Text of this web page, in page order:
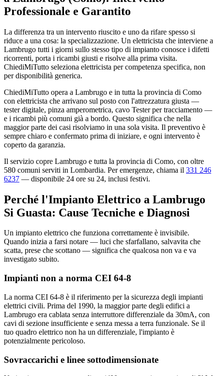
Professionale e Garantito
La differenza tra un intervento riuscito e uno da rifare spesso si
riduce a una cosa: la specializzazione. Un elettricista che interviene a
Lambrugo tutti i giorni sullo stesso tipo di impianto conosce i difetti
ricorrenti, porta i ricambi giusti e risolve alla prima visita.
ChiediMiTutto seleziona elettricista per competenza specifica, non
per disponibilità generica.
ChiediMiTutto opera a Lambrugo e in tutta la provincia di Como
con elettricista che arrivano sul posto con l'attrezzatura giusta —
tester digitale, pinza amperometrica, cavo Tester per tracciamento —
e i ricambi più comuni già a bordo. Questo significa che nella
maggior parte dei casi risolviamo in una sola visita. Il preventivo è
sempre chiaro e confermato prima di iniziare, e ogni intervento è
coperto da garanzia.
Il servizio copre Lambrugo e tutta la provincia di Como, con oltre
580 comuni serviti in Lombardia. Per emergenze, chiama il 331 246
6237 — disponibile 24 ore su 24, inclusi festivi.
Perché l'Impianto Elettrico a Lambrugo
Si Guasta: Cause Tecniche e Diagnosi
Un impianto elettrico che funziona correttamente è invisibile.
Quando inizia a farsi notare — luci che sfarfallano, salvavita che
scatta, prese che scottano — significa che qualcosa non va e va
investigato subito.
Impianti non a norma CEI 64-8
La norma CEI 64-8 è il riferimento per la sicurezza degli impianti
elettrici civili. Prima del 1990, la maggior parte degli edifici a
Lambrugo era cablata senza interruttore differenziale da 30mA, con
cavi di sezione insufficiente e senza messa a terra funzionale. Se il
tuo quadro elettrico non ha un differenziale, l'impianto è
potenzialmente pericoloso.
Sovraccarichi e linee sottodimensionate